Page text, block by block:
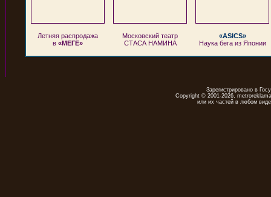
Летняя распродажа
в «МЕГЕ»
Московский театр
СТАСА НАМИНА
«ASICS»
Наука бега из Японии
Зарегистрировано в
Copyright © 2001-2026,
или их частей в любом